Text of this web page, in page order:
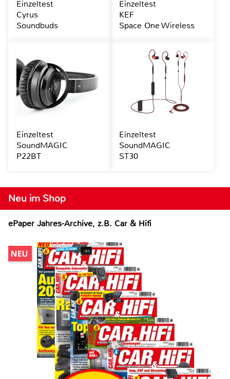
Neu im Shop
ePaper Jahres-Archive, z.B. Car & Hifi
Einzeltest
Cyrus
Soundbuds
Einzeltest
KEF
Space One Wireless
Einzeltest
SoundMAGIC
P22BT
Einzeltest
SoundMAGIC
ST30